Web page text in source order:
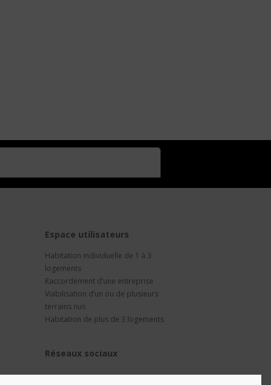
Espace utilisateurs
Habitation individuelle de 1 à 3
logements
Raccordement d’une entreprise
Viabilisation d’un ou de plusieurs
terrains nus
Habitation de plus de 3 logements
Réseaux sociaux